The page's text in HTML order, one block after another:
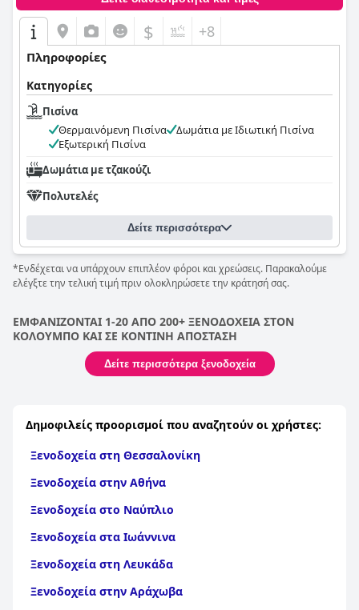
$ +8
Πληροφορίες
Κατηγορίες
Πισίνα
Θερμαινόμενη Πισίνα
Δωμάτια με Ιδιωτική Πισίνα
Εξωτερική Πισίνα
Δωμάτια με τζακούζι
Πολυτελές
Δείτε περισσότερα
*Ενδέχεται να υπάρχουν επιπλέον φόροι και χρεώσεις. Παρακαλούμε
ελέγξτε την τελική τιμή πριν ολοκληρώσετε την κράτησή σας.
ΕΜΦΑΝΙΖΟΝΤΑΙ 1-20 ΑΠΟ 200+ ΞΕΝΟΔΟΧΕΙΑ ΣΤΟΝ
ΚΟΛΟΥΜΠΟ ΚΑΙ ΣΕ ΚΟΝΤΙΝΗ ΑΠΟΣΤΑΣΗ
Δείτε περισσότερα ξενοδοχεία
Δημοφιλείς προορισμοί που αναζητούν οι χρήστες:
Ξενοδοχεία στη Θεσσαλονίκη
Ξενοδοχεία στην Αθήνα
Ξενοδοχεία στο Ναύπλιο
Ξενοδοχεία στα Ιωάννινα
Ξενοδοχεία στη Λευκάδα
Ξενοδοχεία στην Αράχωβα